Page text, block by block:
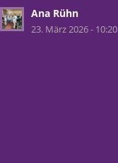
Ana Rühn
23. März 2026 - 10:20